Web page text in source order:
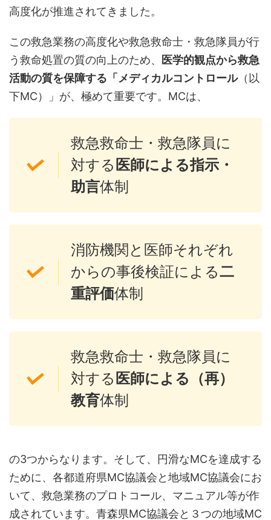
高度化が推進されてきました。
この救急業務の高度化や救急救命士・救急隊員が行
う救命処置の質の向上のため、
医学的観点から救急
活動の質を保障する「メディカルコントロール（以
下MC）」が、極めて重要です。MCは、
救急救命士・救急隊員に
対する 医師による指示・
助言体制
消防機関と医師それぞれ
からの事後検証による二
重評価体制
救急救命士・救急隊員に
対する 医師による（再）
教育体制
の3つからなります。そして、円滑なMCを達成する
ために、各都道府県MC協議会と地域MC協議会にお
いて、救急業務のプロトコール、マニュアル等が作
成されています。青森県MC協議会と３つの地域MC